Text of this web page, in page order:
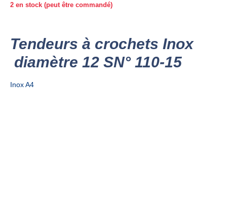
2 en stock (peut être commandé)
Tendeurs à crochets Inox
diamètre 12 SN° 110-15
Inox A4